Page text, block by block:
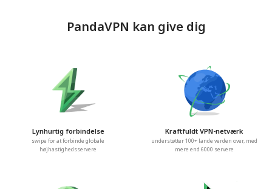
PandaVPN kan give dig
Lynhurtig forbindelse
swipe for at forbinde globale
højhastighedsservere
Kraftfuldt VPN-netværk
understøtter 100+ lande verden over, med
mere end 6000 servere